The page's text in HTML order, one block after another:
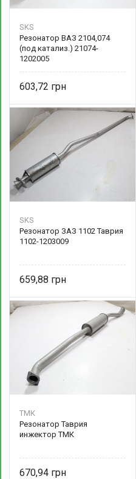
SKS
Резонатор ВАЗ 2104,074
(под катализ.) 21074-
1202005
603,72
SKS
Резонатор ЗАЗ 1102 Таврия
1102-1203009
659,88
ТМК
Резонатор Таврия
инжектор ТМК
670,94